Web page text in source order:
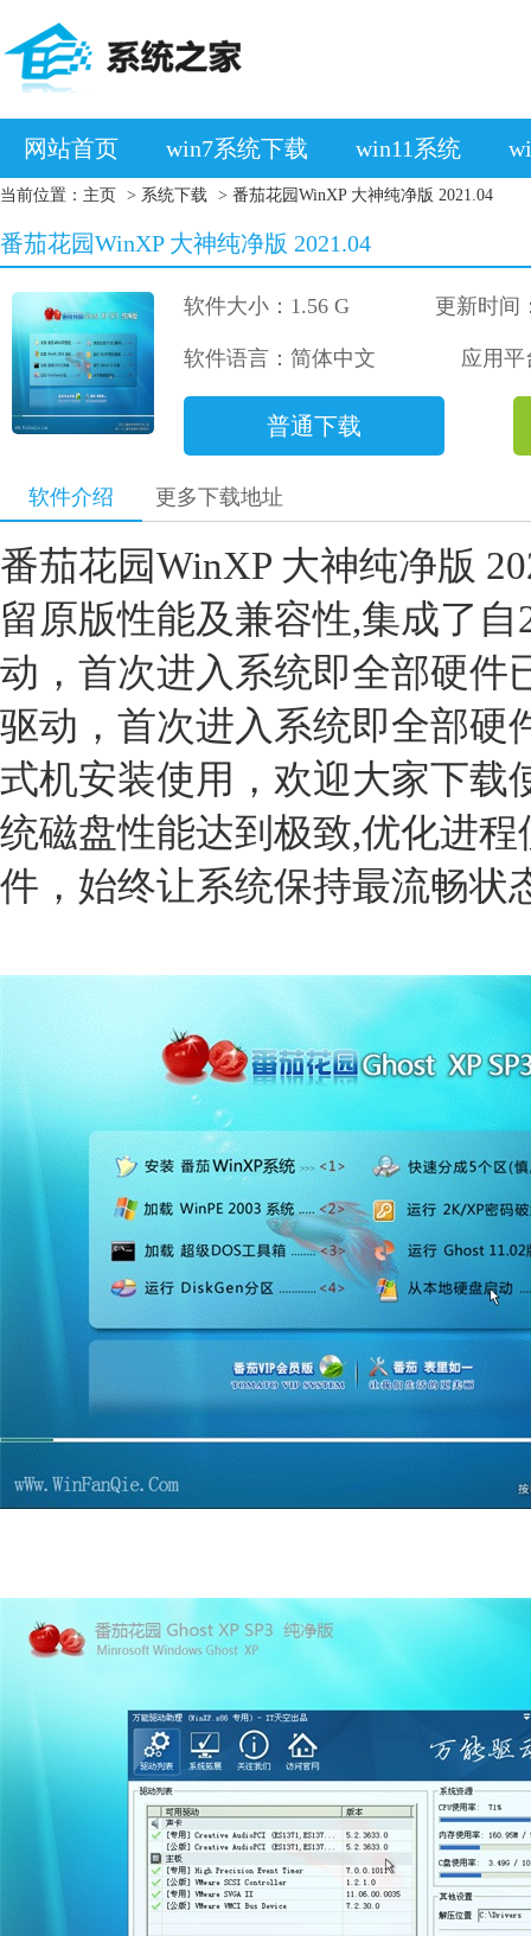
网站首页 win7系统下载 win11系统
当前位置： 主页 > 系统下载 > 番茄花园WinXP 大神纯净版 2021.04
番茄花园WinXP 大神纯净版 2021.04
软件大小：1.56 G 更新时间
软件语言：简体中文 应用平
普通下载
软件介绍 更多下载地址
番茄花园WinXP 大神纯净版
留原版性能及兼容性,集成了
动，首次进入系统即全部硬件
驱动，首次进入系统即全部硬
式机安装使用，欢迎大家下载
统磁盘性能达到极致,优化进
件，始终让系统保持最流畅状